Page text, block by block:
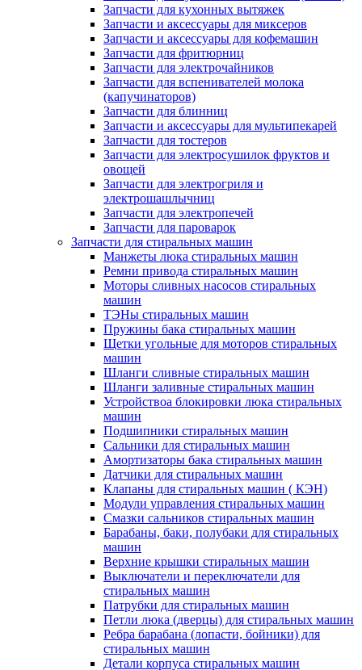
Запчасти для кухонных вытяжек
Запчасти и аксессуары для миксеров
Запчасти и аксессуары для кофемашин
Запчасти для фритюрниц
Запчасти для электрочайников
Запчасти для вспенивателей молока
(капучинаторов)
Запчасти для блинниц
Запчасти и аксессуары для мультипекарей
Запчасти для тостеров
Запчасти для электросушилок фруктов и
овощей
Запчасти для электрогриля и
электрошашлычниц
Запчасти для электропечей
Запчасти для пароварок
Запчасти для стиральных машин
Манжеты люка стиральных машин
Ремни привода стиральных машин
Моторы сливных насосов стиральных
машин
ТЭНы стиральных машин
Пружины бака стиральных машин
Щетки угольные для моторов стиральных
машин
Шланги сливные стиральных машин
Шланги заливные стиральных машин
Устройствоа блокировки люка стиральных
машин
Подшипники стиральных машин
Сальники для стиральных машин
Амортизаторы бака стиральных машин
Датчики для стиральных машин
Клапаны для стиральных машин ( КЭН)
Модули управления стиральных машин
Смазки сальников стиральных машин
Барабаны, баки, полубаки для стиральных
машин
Верхние крышки стиральных машин
Выключатели и переключатели для
стиральных машин
Патрубки для стиральных машин
Петли люка (дверцы) для стиральных машин
Ребра барабана (лопасти, бойники) для
стиральных машин
Детали корпуса стиральных машин